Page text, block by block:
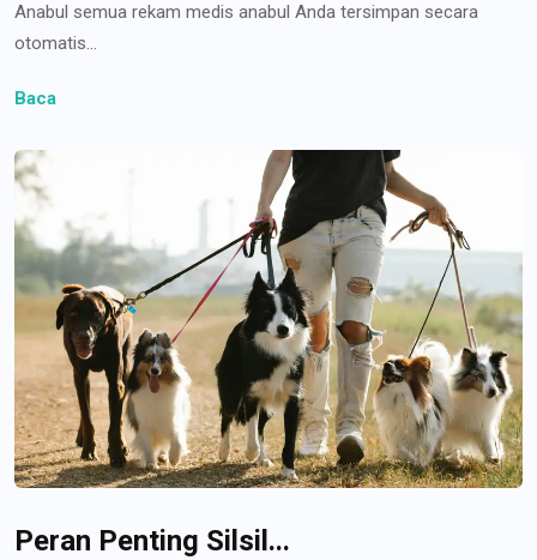
Anabul semua rekam medis anabul Anda tersimpan secara
otomatis...
Baca
Peran Penting Silsil...